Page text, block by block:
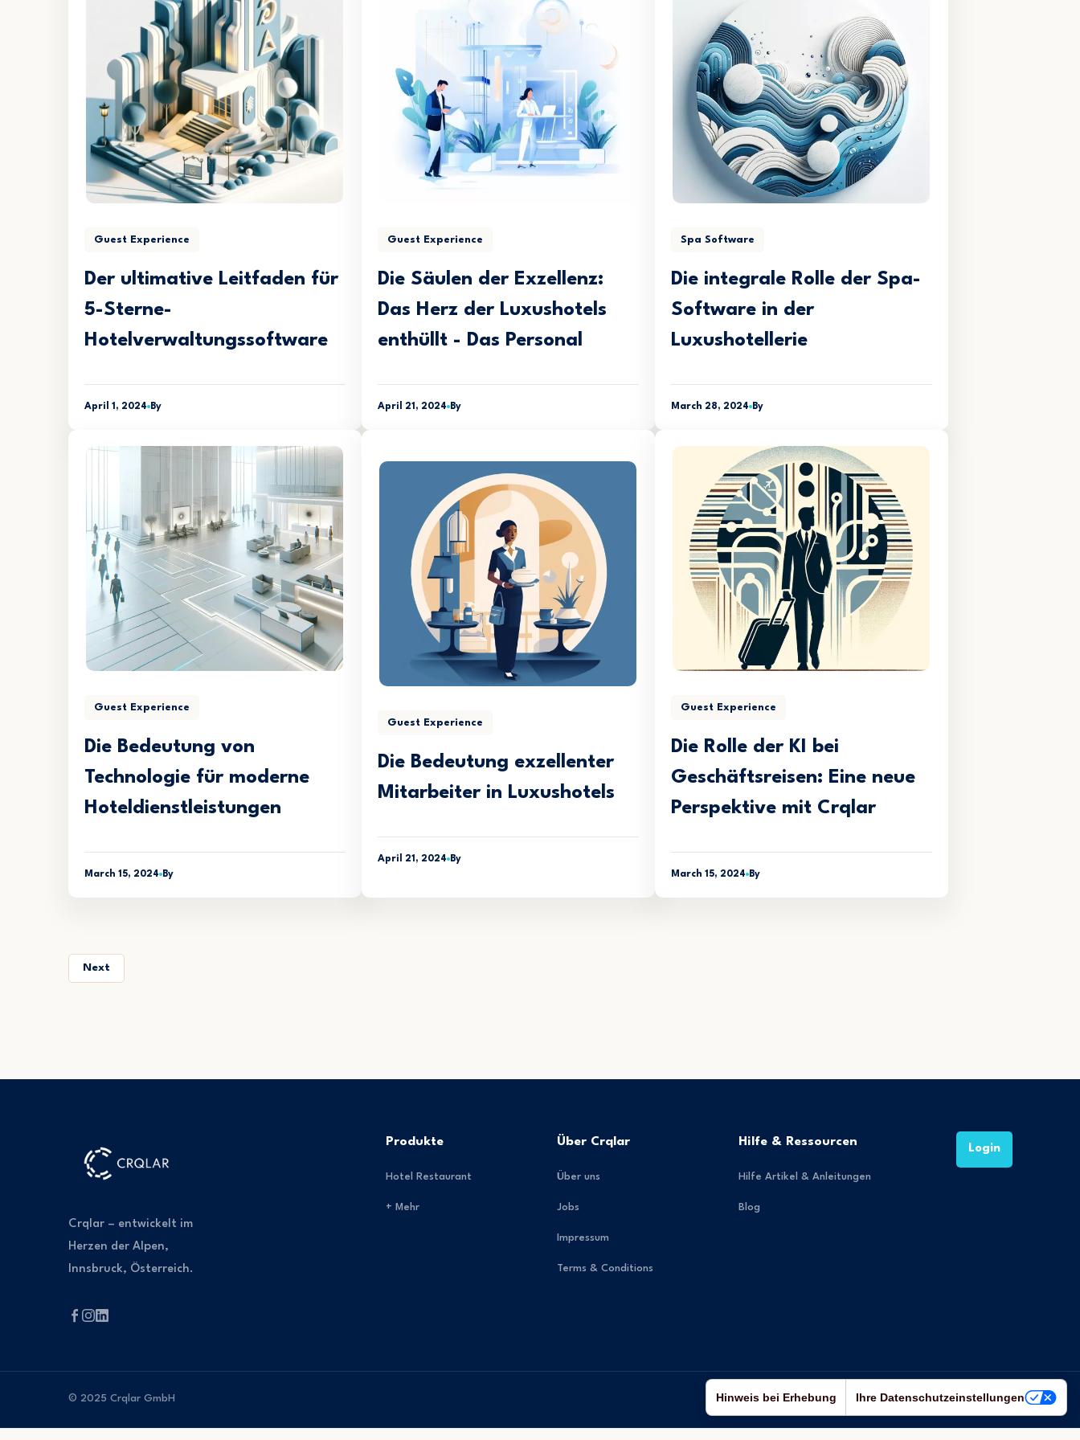
Guest Experience
Der ultimative Leitfaden für
5-Sterne-
Hotelverwaltungssoftware
April 1, 2024 By
Guest Experience
Die Säulen der Exzellenz:
Das Herz der Luxushotels
enthüllt - Das Personal
April 21, 2024 By
Spa Software
Die integrale Rolle der Spa-
Software in der
Luxushotellerie
March 28, 2024 By
Guest Experience
Die Bedeutung von
Technologie für moderne
Hoteldienstleistungen
March 15, 2024 By
Guest Experience
Die Bedeutung exzellenter
Mitarbeiter in Luxushotels
April 21, 2024 By
Guest Experience
Die Rolle der KI bei
Geschäftsreisen: Eine neue
Perspektive mit Crqlar
March 15, 2024 By
Next
Crqlar – entwickelt im
Herzen der Alpen,
Innsbruck, Österreich.
Produkte
Hotel Restaurant
+ Mehr
Über Crqlar
Über uns
Jobs
Impressum
Terms & Conditions
Hilfe & Ressourcen
Hilfe Artikel & Anleitungen
Blog
Login
© 2025 Crqlar GmbH Ihre Datenschutzeinstellungen
Hinweis bei Erhebung